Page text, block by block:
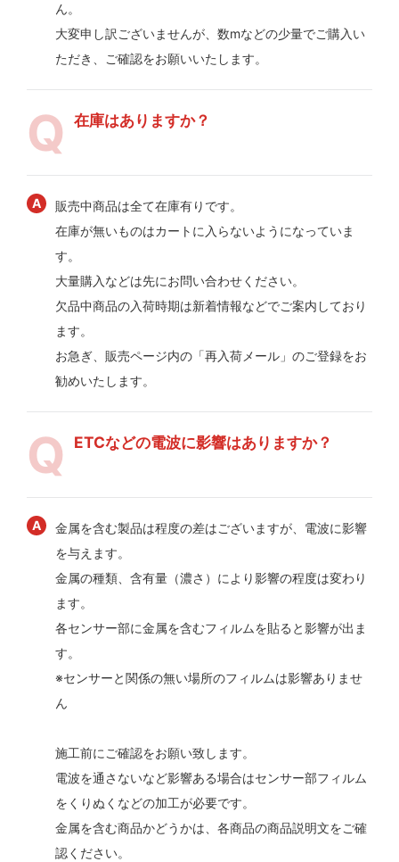
ん。
大変申し訳ございませんが、数mなどの少量でご購入い
ただき、ご確認をお願いいたします。
在庫はありますか？
販売中商品は全て在庫有りです。
在庫が無いものはカートに入らないようになっていま
す。
大量購入などは先にお問い合わせください。
欠品中商品の入荷時期は新着情報などでご案内しており
ます。
お急ぎ、販売ページ内の「再入荷メール」のご登録をお
勧めいたします。
ETCなどの電波に影響はありますか？
金属を含む製品は程度の差はございますが、電波に影響
を与えます。
金属の種類、含有量（濃さ）により影響の程度は変わり
ます。
各センサー部に金属を含むフィルムを貼ると影響が出ま
す。
※センサーと関係の無い場所のフィルムは影響ありませ
ん
施工前にご確認をお願い致します。
電波を通さないなど影響ある場合はセンサー部フィルム
をくりぬくなどの加工が必要です。
金属を含む商品かどうかは、各商品の商品説明文をご確
認ください。